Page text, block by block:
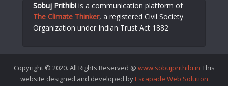
Sobuj Prithibi is a communication platform of
The Climate Thinker, a registered Civil Society
Organization under Indian Trust Act 1882
Copyright © 2020. All Rights Reserved @ www.sobujprithibi.in This
website designed and developed by Escapade Web Solution